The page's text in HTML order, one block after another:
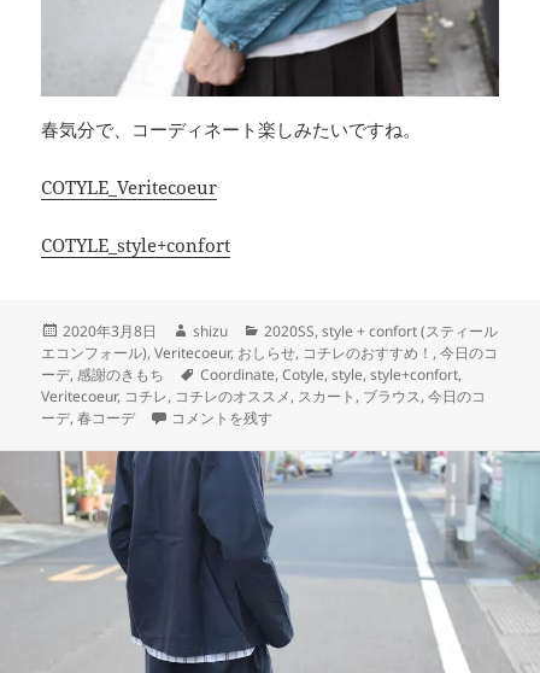
春気分で、コーディネート楽しみたいですね。
COTYLE_Veritecoeur
COTYLE_style+confort
投
稿
日:
2020年3月8日
作
成
者
shizu
カ
テ
ゴ
リ
ー
2020SS,style + confort (スティール
エコンフォール),Veritecoeur, おしらせ, コチレのおすすめ！ ,今日のコ
ーデ,感謝のきもち
タ
グ
Coordinate,Cotyle,style,style+confort,
Veritecoeur, コチレ, コチレのオススメ, スカート , ブラウス,今日のコ
ーデ,春コーデ 春の雨のち晴れコーデ に
コメントを残す